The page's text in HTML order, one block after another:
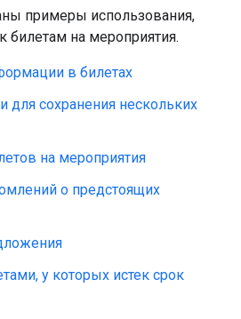
примеры использования,
на мероприятия.
в билетах
для сохранения нескольких
на мероприятия
о предстоящих
у которых истек срок